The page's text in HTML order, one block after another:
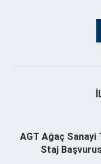
AGT Ağaç
Staj